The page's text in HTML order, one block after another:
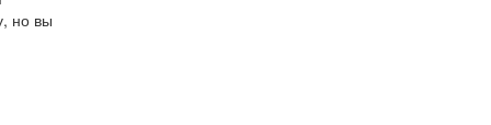
но вы